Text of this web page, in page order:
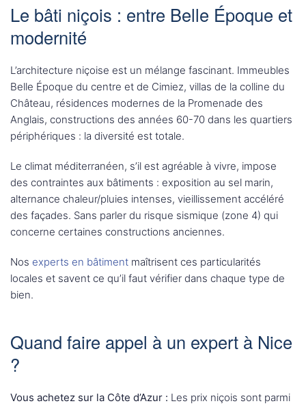
Le bâti niçois : entre Belle Époque et
modernité
L’architecture niçoise est un mélange fascinant. Immeubles
Belle Époque du centre et de Cimiez, villas de la colline du
Château, résidences modernes de la Promenade des
Anglais, constructions des années 60-70 dans les quartiers
périphériques : la diversité est totale.
Le climat méditerranéen, s’il est agréable à vivre, impose
des contraintes aux bâtiments : exposition au sel marin,
alternance chaleur/pluies intenses, vieillissement accéléré
des façades. Sans parler du risque sismique (zone 4) qui
concerne certaines constructions anciennes.
Nos experts en bâtiment maîtrisent ces particularités
locales et savent ce qu’il faut vérifier dans chaque type de
bien.
Quand faire appel à un expert à Nice
?
Vous achetez sur la Côte d’Azur : Les prix niçois sont parmi